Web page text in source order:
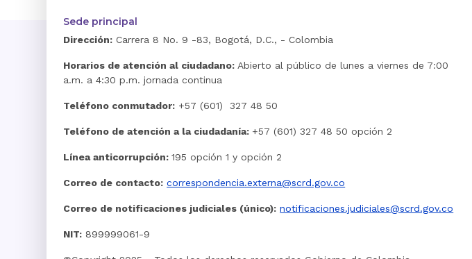
Sede principal
Dirección: Carrera 8 No. 9 -83, Bogotá, D.C., - Colombia
Horarios de atención al ciudadano: Abierto al público de lunes a viernes de 7:00
a.m. a 4:30 p.m. jornada continua
Teléfono conmutador: +57 (601) 327 48 50
Teléfono de atención a la ciudadanía: +57 (601) 327 48 50 opción 2
Línea anticorrupción:195 opción 1 y opción 2
Correo de contacto: correspondencia.externa@scrd.gov.co
Correo de notificaciones judiciales (único): notificaciones.judiciales@scrd.gov.co
NIT: 899999061-9